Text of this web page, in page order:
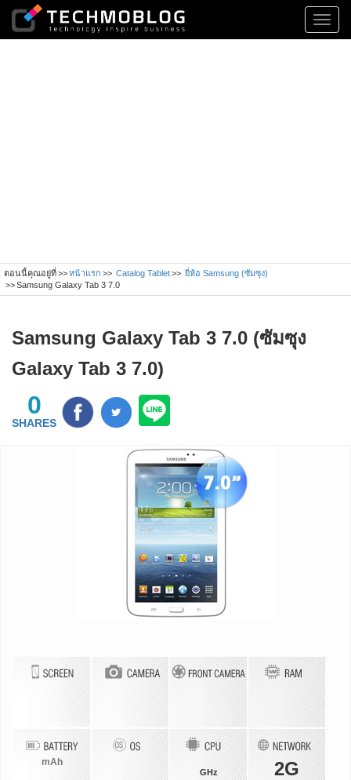
ตอนนี้คุณอยู่ที่ หน้าแรก Catalog Tablet
ยี่ห้อ Samsung (ซัมซุง)
Samsung Galaxy Tab 3 7.0
Samsung Galaxy Tab 3 7.0 (ซัมซุง
Galaxy Tab 3 7.0)
0
SHARES
mAh
GHz 2G